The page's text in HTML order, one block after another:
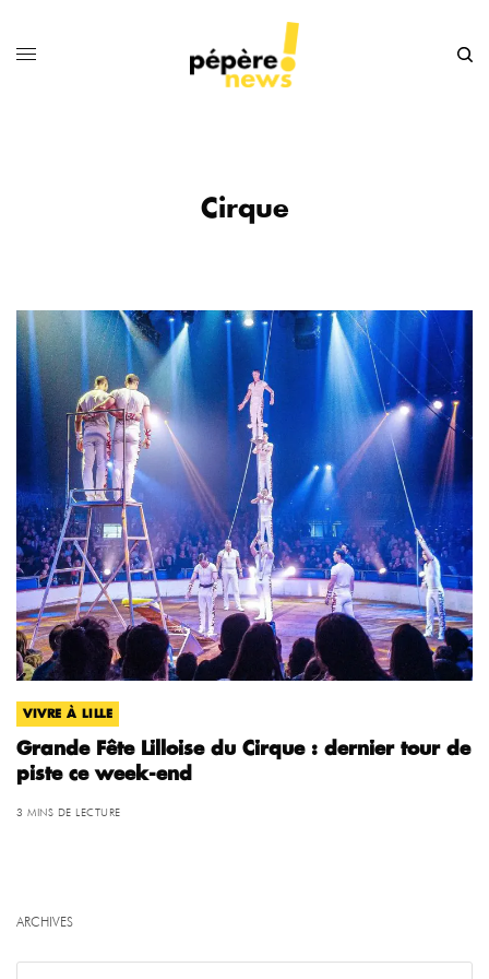
Cirque
VIVRE À LILLE
Grande Fête Lilloise du Cirque : dernier tour de
piste ce week-end
3 MINS DE LECTURE
ARCHIVES